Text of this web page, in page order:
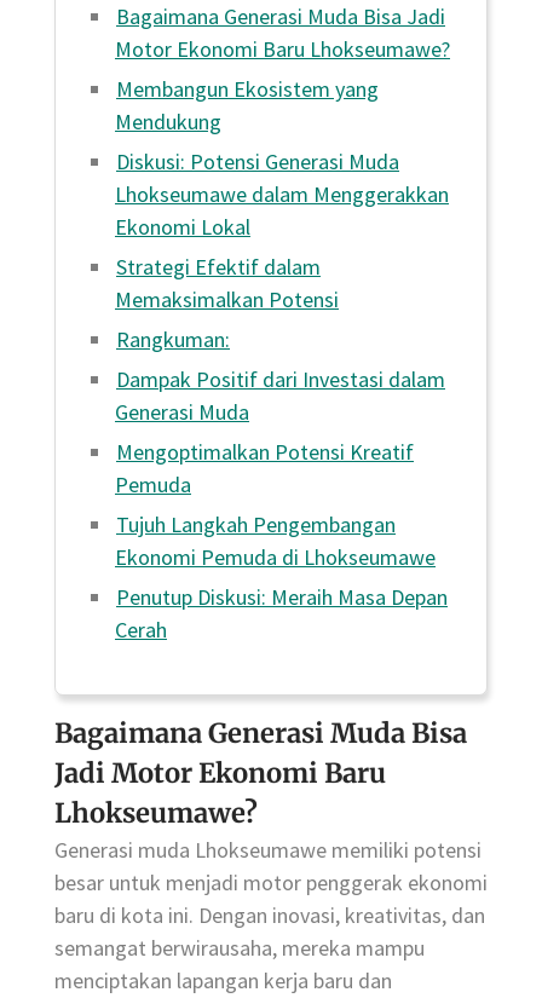
Bagaimana Generasi Muda Bisa Jadi
Motor Ekonomi Baru Lhokseumawe?
Membangun Ekosistem yang
Mendukung
Diskusi: Potensi Generasi Muda
Lhokseumawe dalam Menggerakkan
Ekonomi Lokal
Strategi Efektif dalam
Memaksimalkan Potensi
Rangkuman:
Dampak Positif dari Investasi dalam
Generasi Muda
Mengoptimalkan Potensi Kreatif
Pemuda
Tujuh Langkah Pengembangan
Ekonomi Pemuda di Lhokseumawe
Penutup Diskusi: Meraih Masa Depan
Cerah
Bagaimana Generasi Muda Bisa
Jadi Motor Ekonomi Baru
Lhokseumawe?
Generasi muda Lhokseumawe memiliki potensi
besar untuk menjadi motor penggerak ekonomi
baru di kota ini. Dengan inovasi, kreativitas, dan
semangat berwirausaha, mereka mampu
menciptakan lapangan kerja baru dan